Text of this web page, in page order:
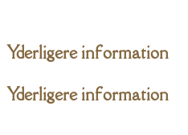
Yderligere information
Yderligere information